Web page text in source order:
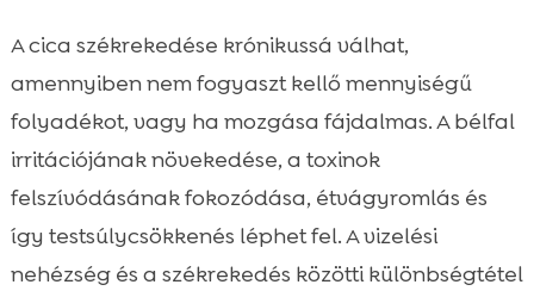
A cica székrekedése krónikussá válhat,
amennyiben nem fogyaszt kellő mennyiségű
folyadékot, vagy ha mozgása fájdalmas. A bélfal
irritációjának növekedése, a toxinok
felszívódásának fokozódása, étvágyromlás és
így testsúlycsökkenés léphet fel. A vizelési
nehézség és a székrekedés közötti különbségtétel